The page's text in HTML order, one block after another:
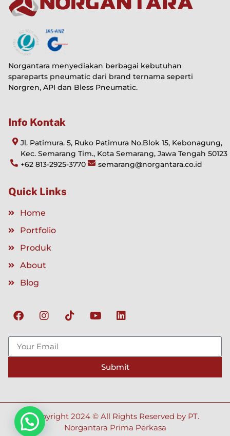
Norgantara menyediakan berbagai kebutuhan
spareparts pneumatic dari brand ternama seperti
Norgren, API dan Bless Pneumatic.
Info Kontak
Jl. Patimura. 5, Ruko Patimura No.Blok 15, Kebonagung,
Kec. Semarang Tim., Kota Semarang, Jawa Tengah 50123
+62 813-2925-3770
semarang@norgantara.co.id
Quick Links
Home
Portfolio
Produk
About
Blog
Submit
Copyright 2024 © All Rights Reserved by PT.
Norgantara Prima Perkasa